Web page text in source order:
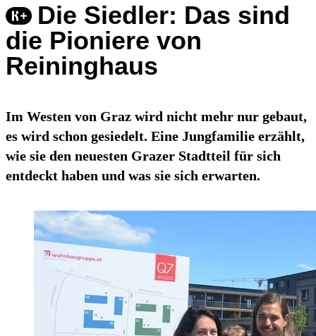
Die Siedler: Das sind
die Pioniere von
Reininghaus
Im Westen von Graz wird nicht mehr nur gebaut,
es wird schon gesiedelt. Eine Jungfamilie erzählt,
wie sie den neuesten Grazer Stadtteil für sich
entdeckt haben und was sie sich erwarten.